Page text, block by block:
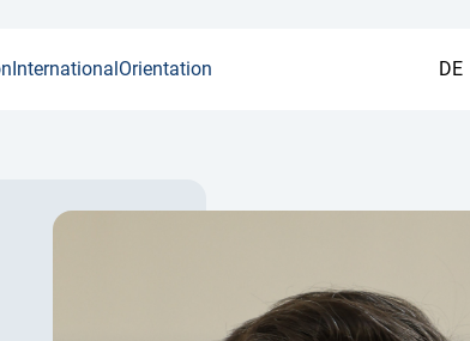
InternationalOrientation DE